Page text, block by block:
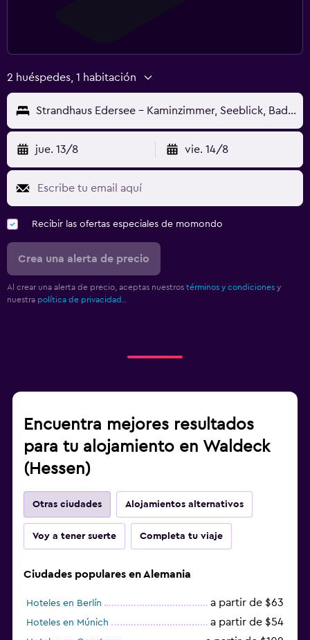
2 huéspedes, 1 habitación
Strandhaus Edersee - Kaminzimmer, Seeblick, Badestrand, Seeterrasse
jue. 13/8 vie. 14/8
Recibir las ofertas especiales de momondo
Crea una alerta de precio
Al crear una alerta de precio, aceptas nuestros términos y condiciones y
nuestra política de privacidad.
Encuentra mejores resultados
para tu alojamiento en Waldeck
(Hessen)
Otras ciudades Alojamientos alternativos
Voy a tener suerte Completa tu viaje
Ciudades populares en Alemania
Hoteles en Berlín a partir de $63
Hoteles en Múnich a partir de $54